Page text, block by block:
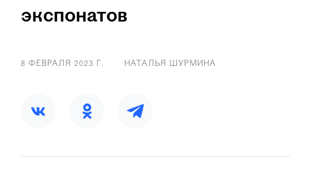
экспонатов
8 ФЕВРАЛЯ 2023 Г. НАТАЛЬЯ ШУРМИНА